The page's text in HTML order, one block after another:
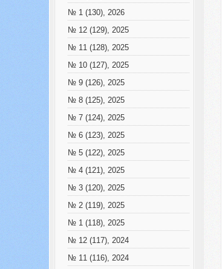
№ 1 (130), 2026
№ 12 (129), 2025
№ 11 (128), 2025
№ 10 (127), 2025
№ 9 (126), 2025
№ 8 (125), 2025
№ 7 (124), 2025
№ 6 (123), 2025
№ 5 (122), 2025
№ 4 (121), 2025
№ 3 (120), 2025
№ 2 (119), 2025
№ 1 (118), 2025
№ 12 (117), 2024
№ 11 (116), 2024